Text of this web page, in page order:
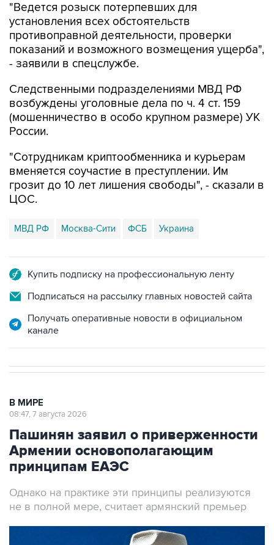
"Ведется розыск потерпевших для
установления всех обстоятельств
противоправной деятельности, проверки
показаний и возможного возмещения ущерба",
- заявили в спецслужбе.
Следственными подразделениями МВД РФ
возбуждены уголовные дела по ч. 4 ст. 159
(мошенничество в особо крупном размере) УК
России.
"Сотрудникам криптообменника и курьерам
вменяется соучастие в преступлении. Им
грозит до 10 лет лишения свободы", - сказали в
ЦОС.
МВД РФ Москва-Сити ФСБ Украина
Купить подписку на профессиональную ленту
Подписаться на рассылку главных новостей сайта
Получать оперативные новости в официальном
канале
В МИРЕ
08:47, 7 августа 2026
Пашинян заявил о приверженности
Армении основополагающим
принципам ЕАЭС
Однако на практике эти принципы реализуются
не в полной мере, считает армянский премьер